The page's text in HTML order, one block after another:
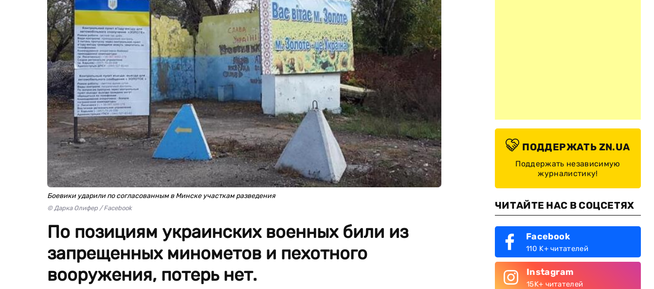
Боевики ударили по согласованным в Минске участкам разведения
© Дарка Олифер / Facebook
По позициям украинских военных били из
запрещенных минометов и пехотного
вооружения, потерь нет.
ПОДДЕРЖАТЬ ZN.UA
Поддержать независимую
журналистику!
ЧИТАЙТЕ НАС В СОЦСЕТЯХ
Facebook
110 K+ читателей
Instagram
15K+ читателей